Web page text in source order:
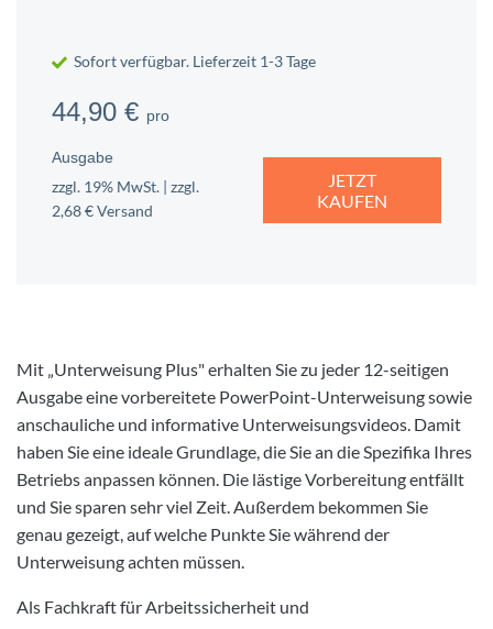
Sofort verfügbar. Lieferzeit 1-3 Tage
44,90 € pro
Ausgabe
zzgl. 19% MwSt. | zzgl.
2,68 € Versand
JETZT
KAUFEN
Mit „Unterweisung Plus" erhalten Sie zu jeder 12-seitigen
Ausgabe eine vorbereitete PowerPoint-Unterweisung sowie
anschauliche und informative Unterweisungsvideos. Damit
haben Sie eine ideale Grundlage, die Sie an die Spezifika Ihres
Betriebs anpassen können. Die lästige Vorbereitung entfällt
und Sie sparen sehr viel Zeit. Außerdem bekommen Sie
genau gezeigt, auf welche Punkte Sie während der
Unterweisung achten müssen.
Als Fachkraft für Arbeitssicherheit und